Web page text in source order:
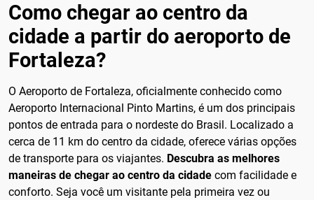
Como chegar ao centro da
cidade a partir do aeroporto de
Fortaleza?
O Aeroporto de Fortaleza, oficialmente conhecido como
Aeroporto Internacional Pinto Martins, é um dos principais
pontos de entrada para o nordeste do Brasil. Localizado a
cerca de 11 km do centro da cidade, oferece várias opções
de transporte para os viajantes. Descubra as melhores
maneiras de chegar ao centro da cidade com facilidade e
conforto. Seja você um visitante pela primeira vez ou